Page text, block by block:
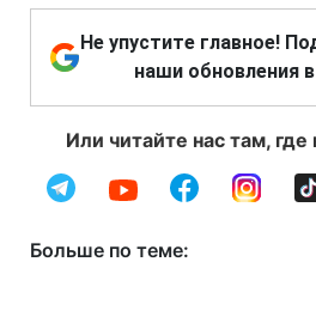
Не упустите главное!
наши обновления
Или читайте нас там, где
Больше по теме: